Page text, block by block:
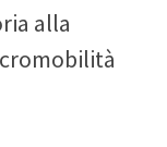
alla